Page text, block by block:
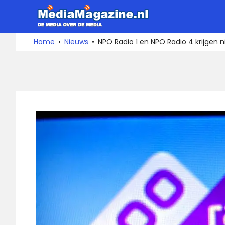
de
De
media
over
Home Nieuws NPO Radio 1 en NPO Radio 4